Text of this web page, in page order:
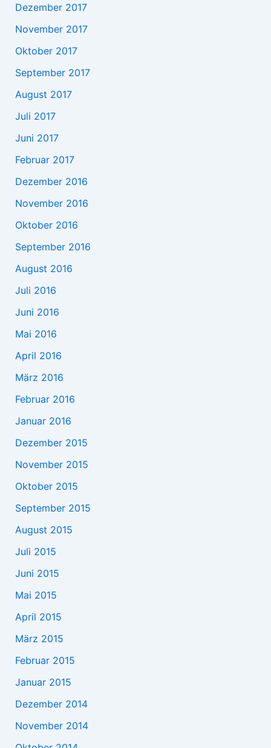
Dezember 2017
November 2017
Oktober 2017
September 2017
August 2017
Juli 2017
Juni 2017
Februar 2017
Dezember 2016
November 2016
Oktober 2016
September 2016
August 2016
Juli 2016
Juni 2016
Mai 2016
April 2016
März 2016
Februar 2016
Januar 2016
Dezember 2015
November 2015
Oktober 2015
September 2015
August 2015
Juli 2015
Juni 2015
Mai 2015
April 2015
März 2015
Februar 2015
Januar 2015
Dezember 2014
November 2014